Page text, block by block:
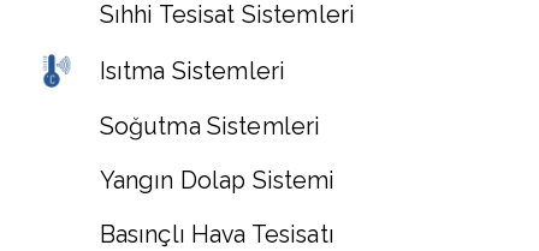
Sıhhi Tesisat Sistemleri
Isıtma Sistemleri
Soğutma Sistemleri
Yangın Dolap Sistemi
Basınçlı Hava Tesisatı